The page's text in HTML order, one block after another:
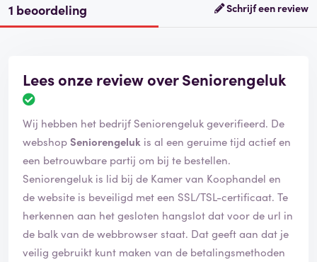
1 beoordeling Schrijf een review
Lees onze review over Seniorengeluk
Wij hebben het bedrijf Seniorengeluk geverifieerd. De
webshopSeniorengeluk is al een geruime tijd actief en
een betrouwbare partij om bij te bestellen.
Seniorengeluk is lid bij de Kamer van Koophandel en
de website is beveiligd met een SSL/TSL-certificaat. Te
herkennen aan het gesloten hangslot dat voor de url in
de balk van de webbrowser staat. Dat geeft aan dat je
veilig gebruikt kunt maken van de betalingsmethoden